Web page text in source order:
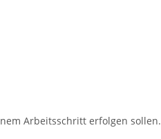
Arbeitsschritt erfolgen sollen.